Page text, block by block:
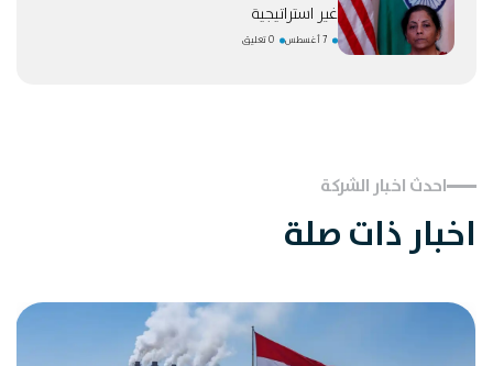
غير استراتيجية
7 أغسطس 0 تعليق
احدث اخبار الشركة
اخبار ذات صلة